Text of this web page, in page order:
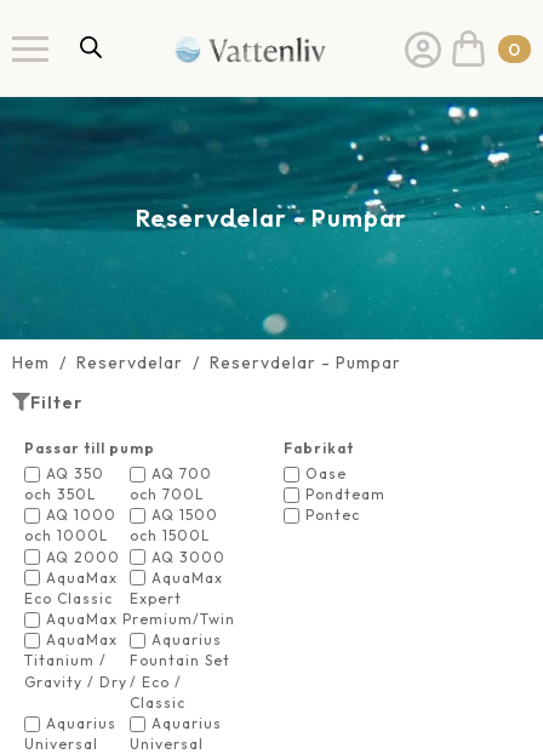
0
Reservdelar - Pumpar
Hem Reservdelar
Reservdelar - Pumpar
Filter
Passar till pump
AQ 350
och 350L
AQ 700
och 700L
AQ 1000
och 1000L
AQ 1500
och 1500L
AQ 2000
AQ 3000
AquaMax
Eco Classic
AquaMax
Expert
AquaMax Premium/Twin
AquaMax
Titanium /
Gravity / Dry
Aquarius
Fountain Set
/ Eco /
Classic
Aquarius
Universal
Aquarius
Universal
Fabrikat
Oase
Pondteam
Pontec